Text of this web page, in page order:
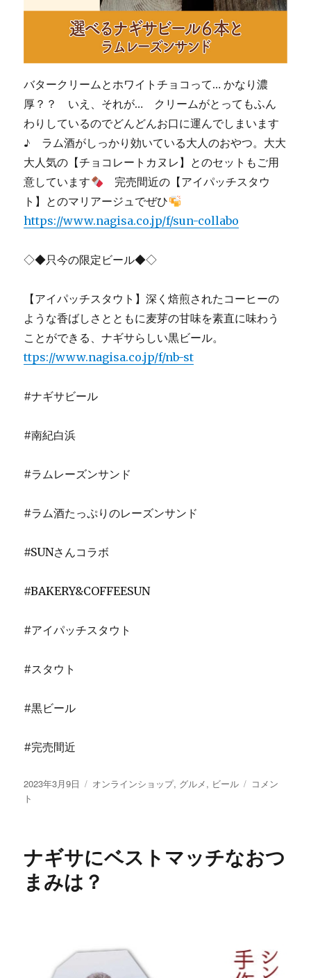
た
に
バタークリームとホワイトチョコって… かなり濃
厚？？ いえ、それが… クリームがとってもふん
わりしているのでどんどんお口に運んでしまいます
♪ ラム酒がしっかり効いている大人のおやつ。大大
大人気の【チョコレートカヌレ】とのセットもご用
意しています
完売間近の【アイパッチスタウ
ト】とのマリアージュでぜひ
https://www.nagisa.co.jp/f/sun-collabo
◇◆只今の限定ビール◆◇
【アイパッチスタウト】深く焙煎されたコーヒーの
ような香ばしさとともに麦芽の甘味を素直に味わう
ことができる、ナギサらしい黒ビール。
ttps://www.nagisa.co.jp/f/nb-st
#ナギサビール
#南紀白浜
#ラムレーズンサンド
#ラム酒たっぷりのレーズンサンド
#SUNさんコラボ
#BAKERY&COFFEESUN
#アイパッチスタウト
#スタウト
#黒ビール
#完売間近
投
稿
2023年3月9日
カ
オンラインショップ, グルメ, ビール
新
ー
ズ
ラ
ボ
コメン
ト
ナギサにベストマッチなおつ
まみは？